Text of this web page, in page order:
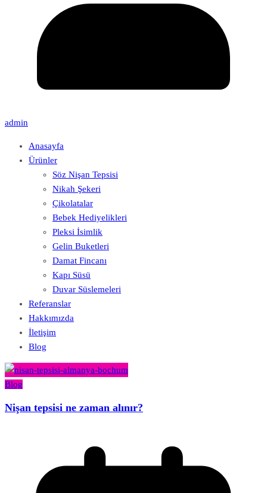
admin
Anasayfa
Ürünler
Söz Nişan Tepsisi
Nikah Şekeri
Çikolatalar
Bebek Hediyelikleri
Pleksi İsimlik
Gelin Buketleri
Damat Fincanı
Kapı Süsü
Duvar Süslemeleri
Referanslar
Hakkımızda
İletişim
Blog
Blog
Nişan tepsisi ne zaman alınır?